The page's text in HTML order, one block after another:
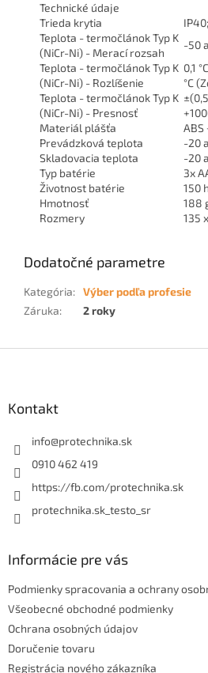
Technické údaje
Trieda krytia
Teplota - termočlánok Typ K
(NiCr-Ni) - Merací rozsah
-50
Teplota - termočlánok Typ K
(NiCr-Ni) - Rozlíšenie
0,1
°C
Teplota - termočlánok Typ K
(NiCr-Ni) - Presnosť
Materiál plášťa
ABS
Prevádzková teplota
-20
Skladovacia teplota
-20
Typ batérie
3x
Životnost batérie
150
Hmotnosť
188
Rozmery
135
Dodatočné parametre
Kategória: Výber podľa profesie
Záruka: 2 roky
Kontakt
info@protechnika.sk
0910 462 419
https://fb.com/protechnika.sk
protechnika.sk_testo_sr
Informácie pre vás
Podmienky spracovania a ochrany
Všeobecné obchodné podmienky
Ochrana osobných údajov
Doručenie tovaru
Registrácia nového zákazníka